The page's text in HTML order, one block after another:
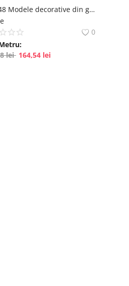
P81148 Modele decorative din gips-carton poliuretan
0
lei 164,54 lei